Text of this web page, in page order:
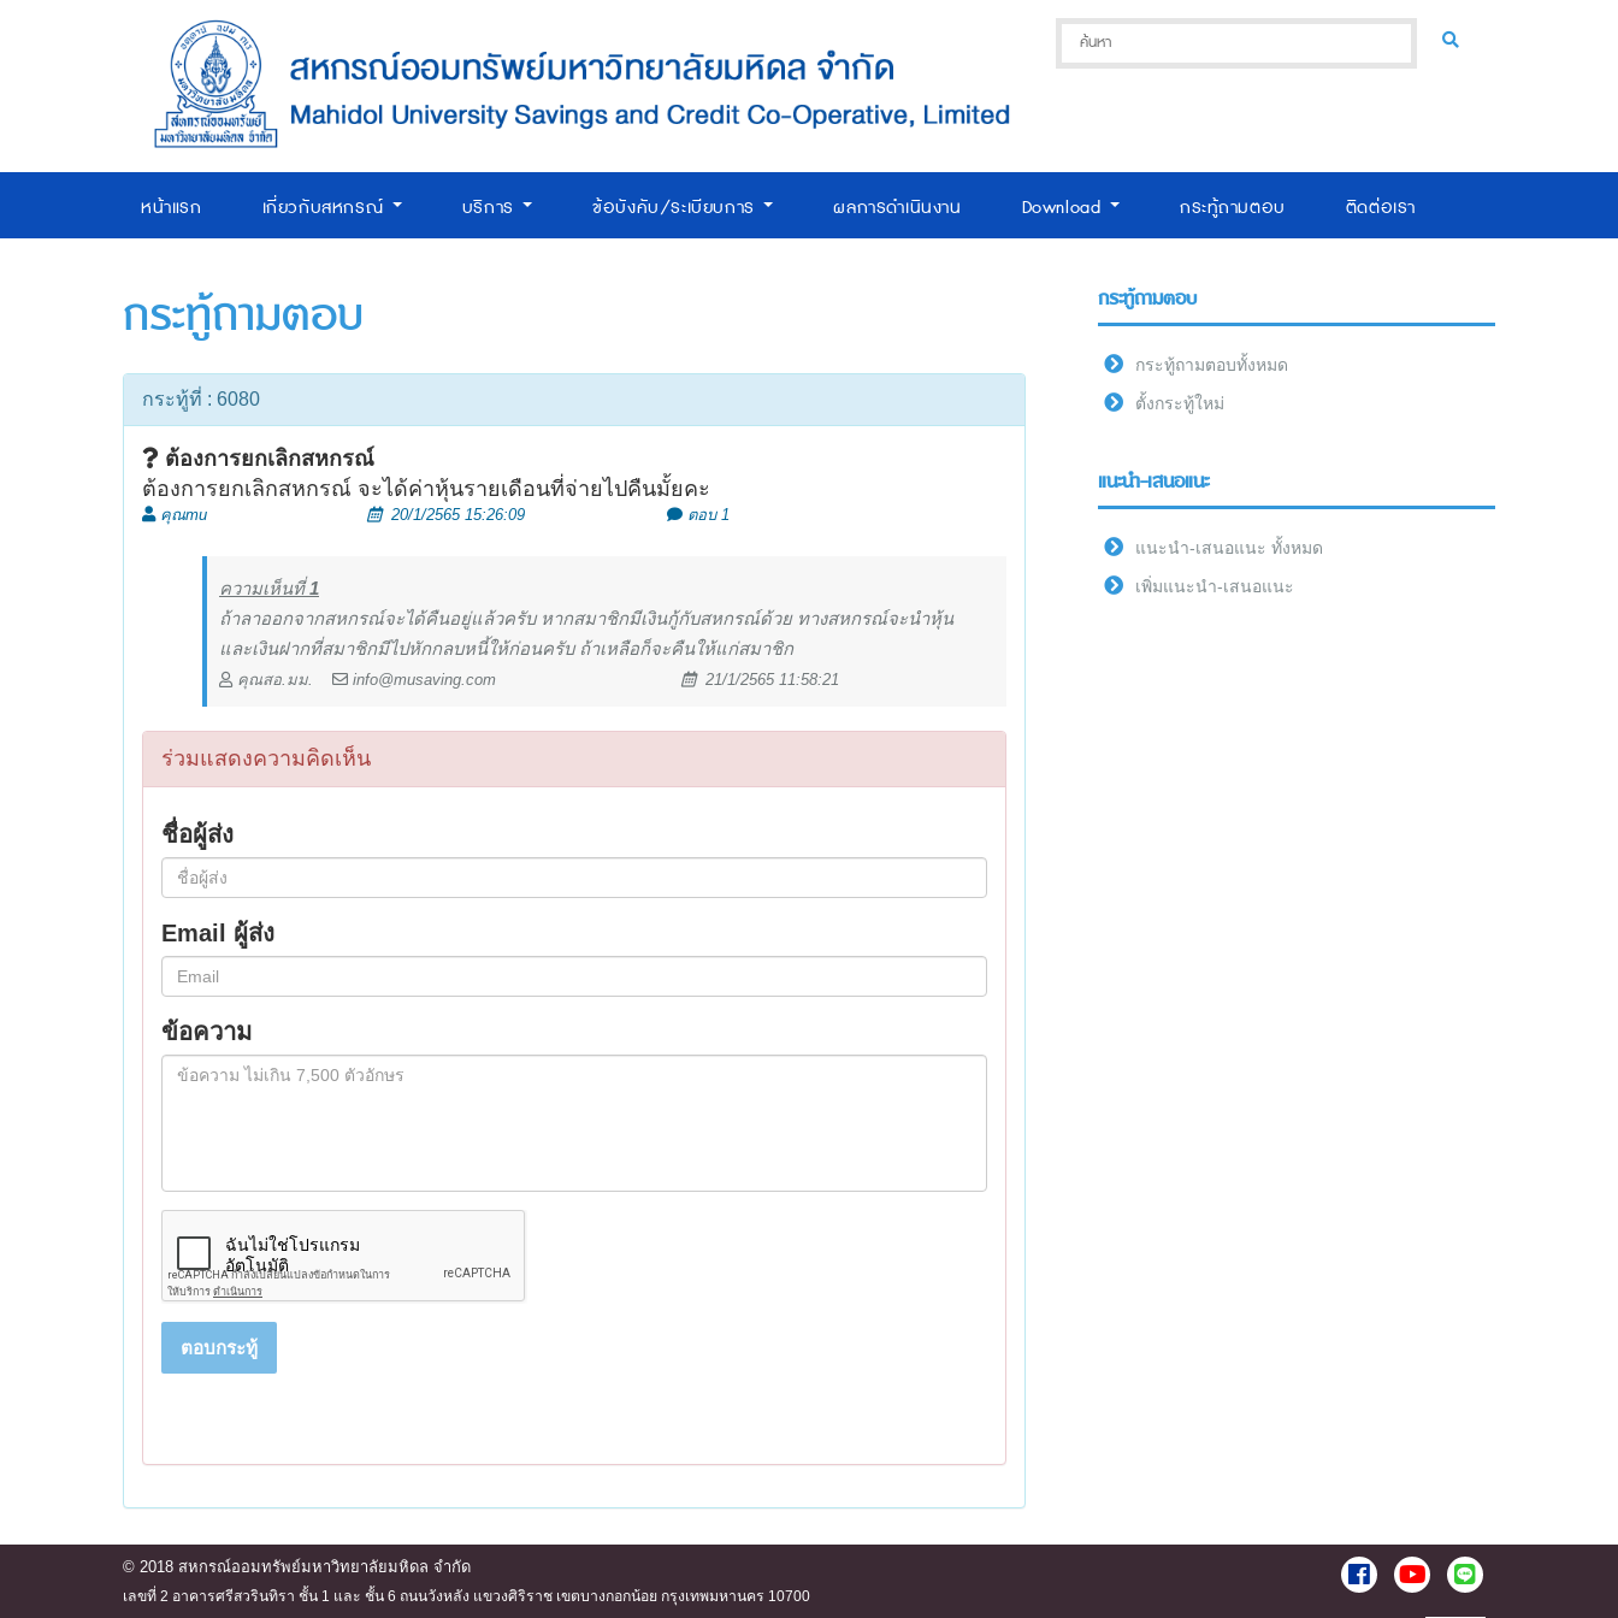
หน้าแรก เกี่ยวกับสหกรณ์ บริการ ข้อบังคับ/ระเบียบการ ผลการดำเนินงาน Download กระทู้ถามตอบ ติดต่อเรา
กระทู้ถามตอบ
กระทู้ที่ : 6080
ต้องการยกเลิกสหกรณ์
ต้องการยกเลิกสหกรณ์ จะได้ค่าหุ้นรายเดือนที่จ่ายไปคืนมั้ยคะ
คุณmu 20/1/2565 15:26:09 ตอบ 1
ความเห็นที่1
ถ้าลาออกจากสหกรณ์จะได้คืนอยู่แล้วครับ หากสมาชิกมีเงินกู้กับสหกรณ์ด้วย ทางสหกรณ์จะนำหุ้น
และเงินฝากที่สมาชิกมีไปหักกลบหนี้ให้ก่อนครับ ถ้าเหลือก็จะคืนให้แก่สมาชิก
คุณสอ.มม. info@musaving.com 21/1/2565 11:58:21
ร่วมแสดงความคิดเห็น
ชื่อผู้ส่ง
Email ผู้ส่ง
ข้อความ
ตอบกระทู้
กระทู้ถามตอบ
กระทู้ถามตอบทั้งหมด
ตั้งกระทู้ใหม่
แนะนำ-เสนอแนะ
แนะนำ-เสนอแนะ ทั้งหมด
เพิ่มแนะนำ-เสนอแนะ
© 2018 สหกรณ์ออมทรัพย์มหาวิทยาลัยมหิดล จำกัด
เลขที่ 2 อาคารศรีสวรินทิรา ชั้น 1 และ ชั้น 6 ถนนวังหลัง แขวงศิริราช เขตบางกอกน้อย กรุงเทพมหานคร 10700